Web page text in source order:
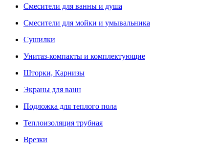
Смесители для ванны и душа
Смесители для мойки и умывальника
Сушилки
Унитаз-компакты и комплектующие
Шторки, Карнизы
Экраны для ванн
Подложка для теплого пола
Теплоизоляция трубная
Врезки